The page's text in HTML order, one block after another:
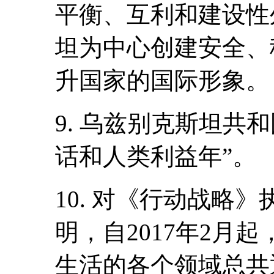
平衡、互利和建设
坦为中心创建安全
升国家的国际形象。
9. 乌兹别克斯坦共
话和人类利益年”。
10. 对《行动战略》
明，自2017年2月起
生活的各个领域总